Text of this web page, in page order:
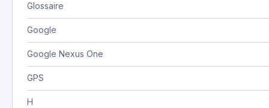
Glossaire
Google
Google Nexus One
GPS
H